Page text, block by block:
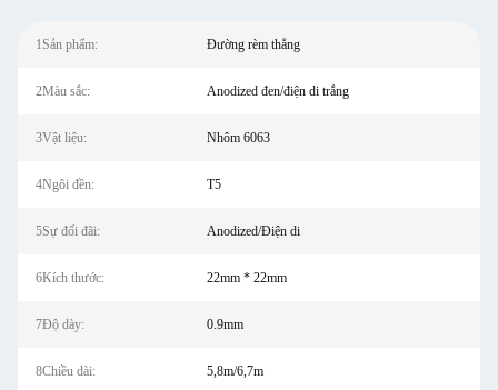
1Sản phẩm: Đường rèm thẳng
2Màu sắc: Anodized đen/điện di trắng
3Vật liệu: Nhôm 6063
4Ngôi đền: T5
5Sự đối đãi: Anodized/Điện di
6Kích thước: 22mm * 22mm
7Độ dày: 0.9mm
8Chiều dài: 5,8m/6,7m